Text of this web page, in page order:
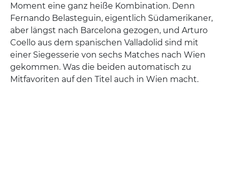
Moment eine ganz heiße Kombination. Denn
Fernando Belasteguin, eigentlich Südamerikaner,
aber längst nach Barcelona gezogen, und Arturo
Coello aus dem spanischen Valladolid sind mit
einer Siegesserie von sechs Matches nach Wien
gekommen. Was die beiden automatisch zu
Mitfavoriten auf den Titel auch in Wien macht.